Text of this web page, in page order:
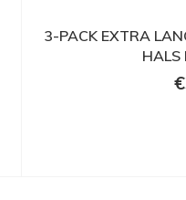
3-PACK EXTRA